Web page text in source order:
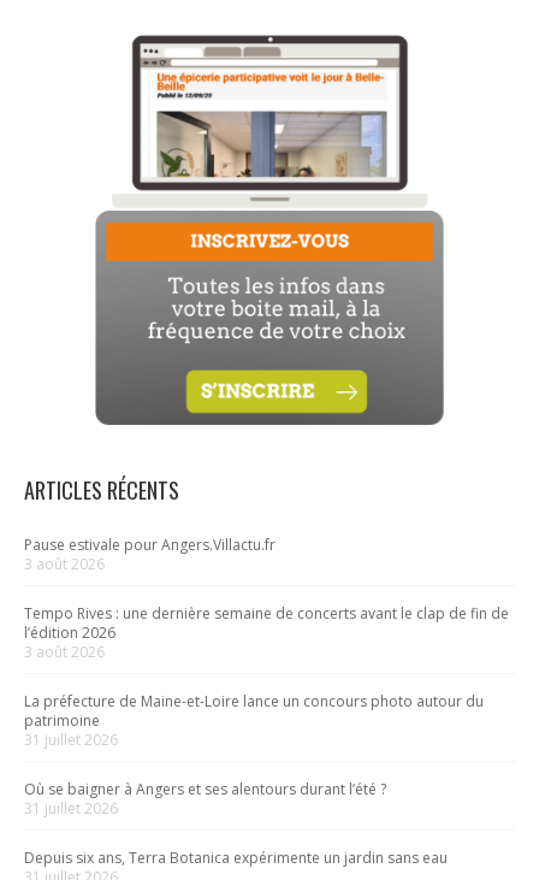
ARTICLES RÉCENTS
Pause estivale pour Angers.Villactu.fr
3 août 2026
Tempo Rives : une dernière semaine de concerts avant le clap de fin de
l’édition 2026
3 août 2026
La préfecture de Maine-et-Loire lance un concours photo autour du
patrimoine
31 juillet 2026
Où se baigner à Angers et ses alentours durant l’été ?
31 juillet 2026
Depuis six ans, Terra Botanica expérimente un jardin sans eau